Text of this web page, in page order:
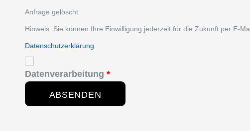
Datenverarbeitung *
Anfrage gelöscht.
Hinweis: Sie können Ihre Einwilligung jederzeit für die Zukunft per
Datenschutzerklärung.